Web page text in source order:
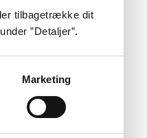
tilbagetrække dit
”Detaljer”.
Marketing